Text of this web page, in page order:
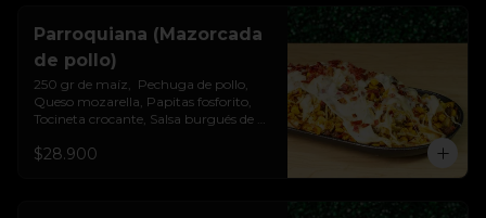
Parroquiana (Mazorcada
de pollo)
250 gr de maíz,  Pechuga de pollo,
Queso mozarella, Papitas fosforito,
Tocineta crocante, Salsa burgués de
$28.900